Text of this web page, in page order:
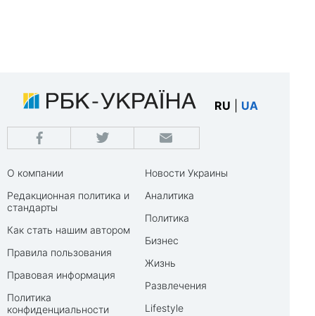
RU UA
О компании
Редакционная политика и
стандарты
Как стать нашим автором
Правила пользования
Правовая информация
Политика
конфиденциальности
Новости Украины
Аналитика
Политика
Бизнес
Жизнь
Развлечения
Lifestyle